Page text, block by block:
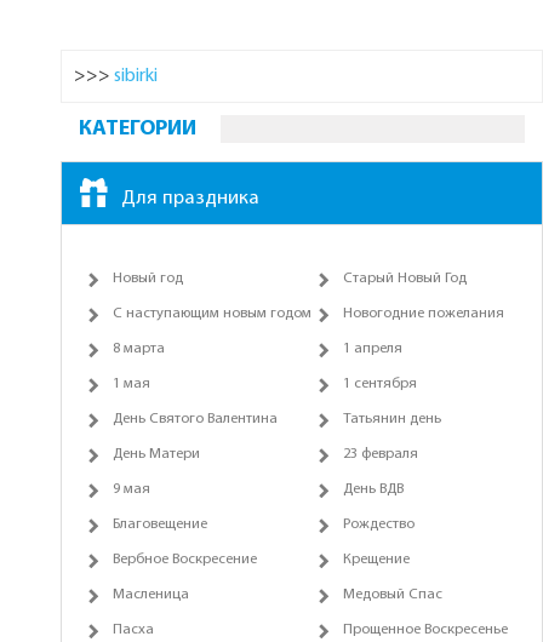
>>> sibirki
КАТЕГОРИИ
Для праздника
Новый год Старый Новый Год
С наступающим новым годом Новогодние пожелания
8 марта 1 апреля
1 мая 1 сентября
День Святого Валентина Татьянин день
День Матери 23 февраля
9 мая День ВДВ
Благовещение Рождество
Вербное Воскресение Крещение
Масленица Медовый Спас
Пасха Прощенное Воскресенье